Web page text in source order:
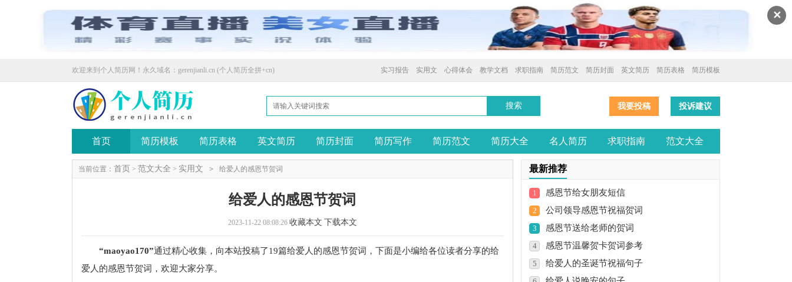
✕
欢迎来到个人简历网！永久域名：gerenjianli.cn (个人简历全拼+cn) 简历模板
简历表格
英文简历
简历封面
简历范文
求职指南
教学文档
心得体会
实用文
实习报告
我要投稿 投诉建议
首页 简历模板 简历表格 英文简历 简历封面 简历写作 简历范文 简历大全 名人简历 求职指南 范文大全
当前位置： 首页 > 范文大全 > 实用文 > 给爱人的感恩节贺词
给爱人的感恩节贺词
2023-11-22 08:08:26 收藏本文 下载本文
“maoyao170”通过精心收集，向本站投稿了19篇给爱人的感恩节贺词，下面是小编给各位读者分享的给
爱人的感恩节贺词，欢迎大家分享。
最新推荐
1 感恩节给女朋友短信
2 公司领导感恩节祝福贺词
3 感恩节送给老师的贺词
4 感恩节温馨贺卡贺词参考
5 给爱人的圣诞节祝福句子